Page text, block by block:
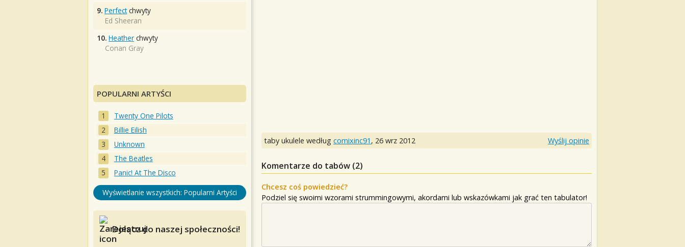
taby ukulele według comixinc91 , 26 wrz 2012 Wyślij opinie
Komentarze do tabów (2)
Chcesz coś powiedzieć?
Podziel się swoimi wzorami strummingowymi, akordami lub wskazówkami jak grać ten tabulator!
9. Perfectchwyty
Ed Sheeran
10. Heather chwyty
Conan Gray
POPULARNI ARTYŚCI
Twenty One Pilots
Billie Eilish
Unknown
The Beatles
Panic! At The Disco
Wyświetlanie wszystkich: Popularni Artyści
Dołącz do naszej społeczności!